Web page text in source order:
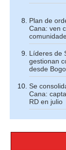
Plan de
Cana: ven
Líderes de
gestionan
desde
Se
Cana:
RD en julio